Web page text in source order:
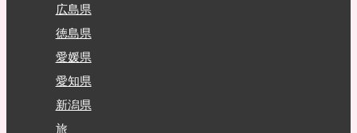
広島県
徳島県
愛媛県
愛知県
新潟県
旅